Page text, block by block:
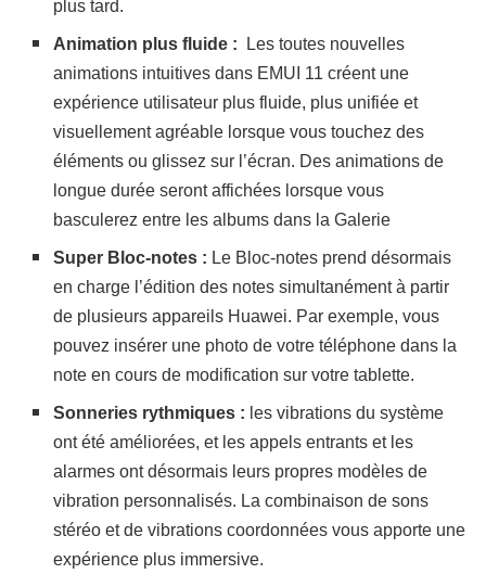
plus tard.
Animation plus fluide : Les toutes nouvelles
animations intuitives dans EMUI 11 créent une
expérience utilisateur plus fluide, plus unifiée et
visuellement agréable lorsque vous touchez des
éléments ou glissez sur l’écran. Des animations de
longue durée seront affichées lorsque vous
basculerez entre les albums dans la Galerie
Super Bloc-notes : Le Bloc-notes prend désormais
en charge l’édition des notes simultanément à partir
de plusieurs appareils Huawei. Par exemple, vous
pouvez insérer une photo de votre téléphone dans la
note en cours de modification sur votre tablette.
Sonneries rythmiques : les vibrations du système
ont été améliorées, et les appels entrants et les
alarmes ont désormais leurs propres modèles de
vibration personnalisés. La combinaison de sons
stéréo et de vibrations coordonnées vous apporte une
expérience plus immersive.